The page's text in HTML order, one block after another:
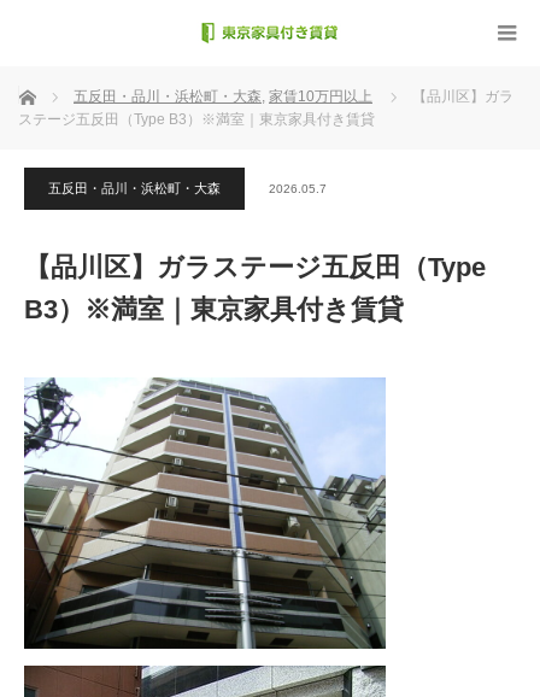
ホーム 五反田・品川・浜松町・大森, 家賃10万円以上
【品川区】ガラ
ステージ五反田（Type B3）※満室｜東京家具付き賃貸
五反田・品川・浜松町・大森 2026.05.7
【品川区】ガラステージ五反田（Type
B3）※満室｜東京家具付き賃貸